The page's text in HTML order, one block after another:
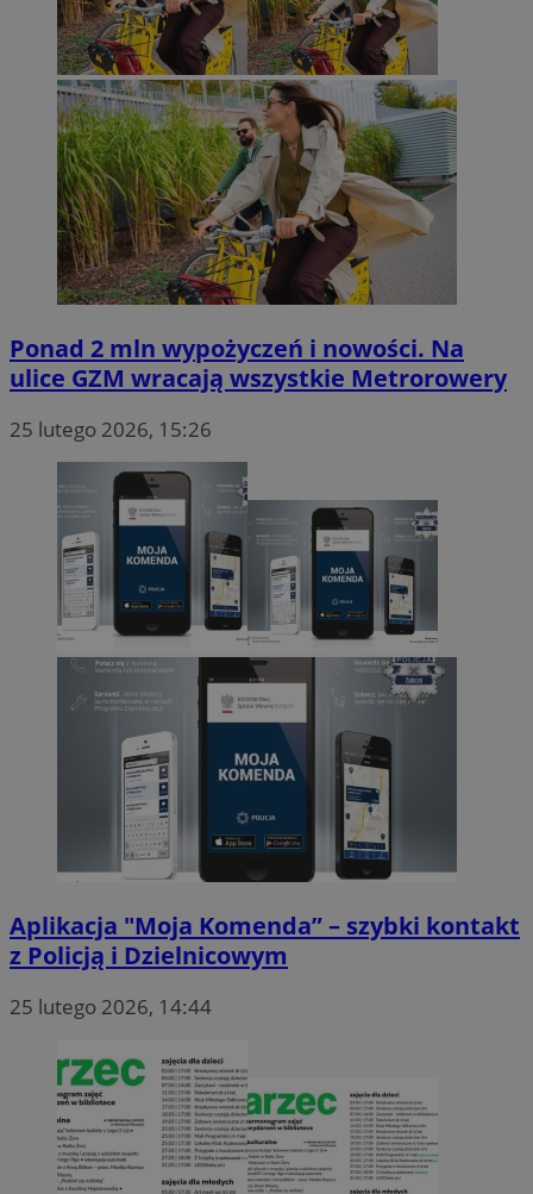
Ponad 2 mln wypożyczeń i nowości. Na
ulice GZM wracają wszystkie Metrorowery
25 lutego 2026, 15:26
Aplikacja "Moja Komenda” – szybki kontakt
z Policją i Dzielnicowym
25 lutego 2026, 14:44